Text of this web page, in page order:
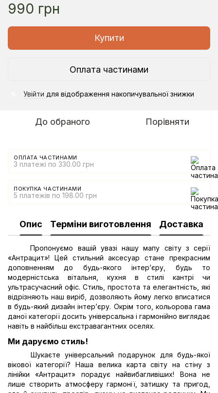
990 грн
Купити
Оплата частинами
Увійти для відображення накопичувальної знижки
До обраного Порівняти
ОПЛАТА ЧАСТИНАМИ
3 платежі по 330.00 грн
ПОКУПКА ЧАСТИНАМИ
5 платежів по 198.00 грн
Опис Терміни виготовлення Доставка
Пропонуємо вашій увазі нашу мапу світу з серії
«Антрацит»! Цей стильний аксесуар стане прекрасним
доповненням до будь-якого інтер’єру, будь то
модерністська вітальня, кухня в стилі кантрі чи
ультрасучасний офіс. Стиль, простота та елегантність, які
відрізняють наш виріб, дозволяють йому легко вписатися
в будь-який дизайн інтер’єру. Окрім того, кольорова гама
даної категорії досить універсальна і гармонійно виглядає
навіть в найбільш екстравагантних оселях.
Ми даруємо стиль!
Шукаєте універсальний подарунок для будь-якої
вікової категорії? Наша велика карта світу на стіну з
лінійки «Антрацит» порадує найвибагливіших! Вона не
лише створить атмосферу гармонії, затишку та пригод,